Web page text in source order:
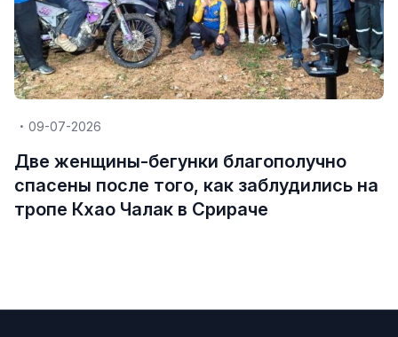
09-07-2026
Две женщины-бегунки благополучно
спасены после того, как заблудились на
тропе Кхао Чалак в Срираче